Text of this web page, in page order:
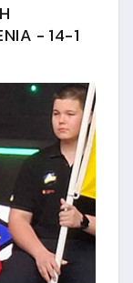
- 14-1